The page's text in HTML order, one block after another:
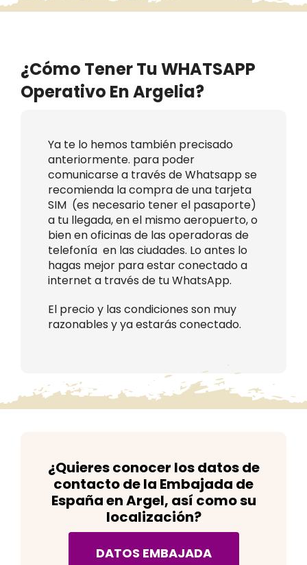
¿Cómo Tener Tu WHATSAPP
Operativo En Argelia?
Ya te lo hemos también precisado
anteriormente. para poder
comunicarse a través de Whatsapp se
recomienda la compra de una tarjeta
SIM (es necesario tener el pasaporte)
a tu llegada, en el mismo aeropuerto, o
bien en oficinas de las operadoras de
telefonía en las ciudades. Lo antes lo
hagas mejor para estar conectado a
internet a través de tu WhatsApp.
El precio y las condiciones son muy
razonables y ya estarás conectado.
¿Quieres conocer losdatos de
contacto de la Embajada de
España en Argel, así como su
localización?
DATOS EMBAJADA